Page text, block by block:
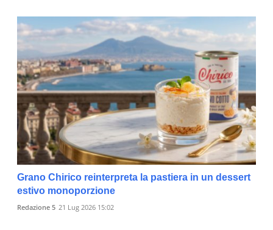
Grano Chirico reinterpreta la pastiera in un dessert
estivo monoporzione
Redazione 5 21 Lug 2026 15:02